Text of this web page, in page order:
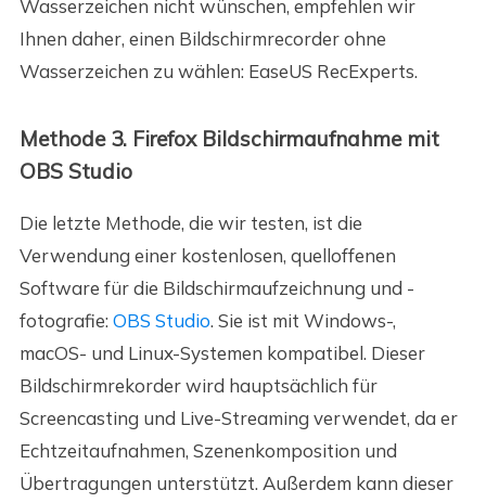
Wasserzeichen nicht wünschen, empfehlen wir
Ihnen daher, einen Bildschirmrecorder ohne
Wasserzeichen zu wählen: EaseUS RecExperts.
Methode 3. Firefox Bildschirmaufnahme mit
OBS Studio
Die letzte Methode, die wir testen, ist die
Verwendung einer kostenlosen, quelloffenen
Software für die Bildschirmaufzeichnung und -
fotografie: OBS Studio. Sie ist mit Windows-,
macOS- und Linux-Systemen kompatibel. Dieser
Bildschirmrekorder wird hauptsächlich für
Screencasting und Live-Streaming verwendet, da er
Echtzeitaufnahmen, Szenenkomposition und
Übertragungen unterstützt. Außerdem kann dieser